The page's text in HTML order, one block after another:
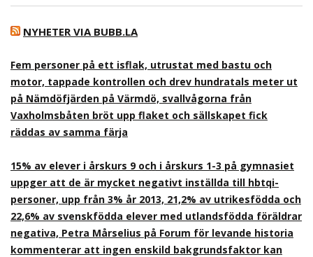
NYHETER VIA BUBB.LA
Fem personer på ett isflak, utrustat med bastu och
motor, tappade kontrollen och drev hundratals meter ut
på Nämdöfjärden på Värmdö, svallvågorna från
Vaxholmsbåten bröt upp flaket och sällskapet fick
räddas av samma färja
15% av elever i årskurs 9 och i årskurs 1-3 på gymnasiet
uppger att de är mycket negativt inställda till hbtqi-
personer, upp från 3% år 2013, 21,2% av utrikesfödda och
22,6% av svenskfödda elever med utlandsfödda föräldrar
negativa, Petra Mårselius på Forum för levande historia
kommenterar att ingen enskild bakgrundsfaktor kan